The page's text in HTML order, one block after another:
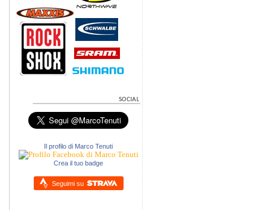
Il profilo di Marco Tenuti
Crea il tuo badge
Seguimi su